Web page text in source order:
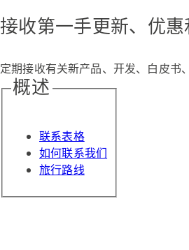
接收第一手更新、优惠
定期接收有关新产品、开发、白皮书
概述
联系表格
如何联系我们
旅行路线